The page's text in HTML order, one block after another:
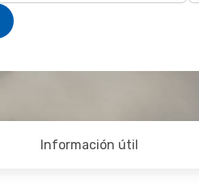
Información útil